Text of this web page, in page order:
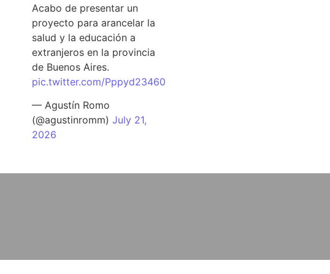
Acabo de presentar un
proyecto para arancelar la
salud y la educación a
extranjeros en la provincia
de Buenos Aires.
pic.twitter.com/Pppyd23460
— Agustín Romo
(@agustinromm)July 21,
2026